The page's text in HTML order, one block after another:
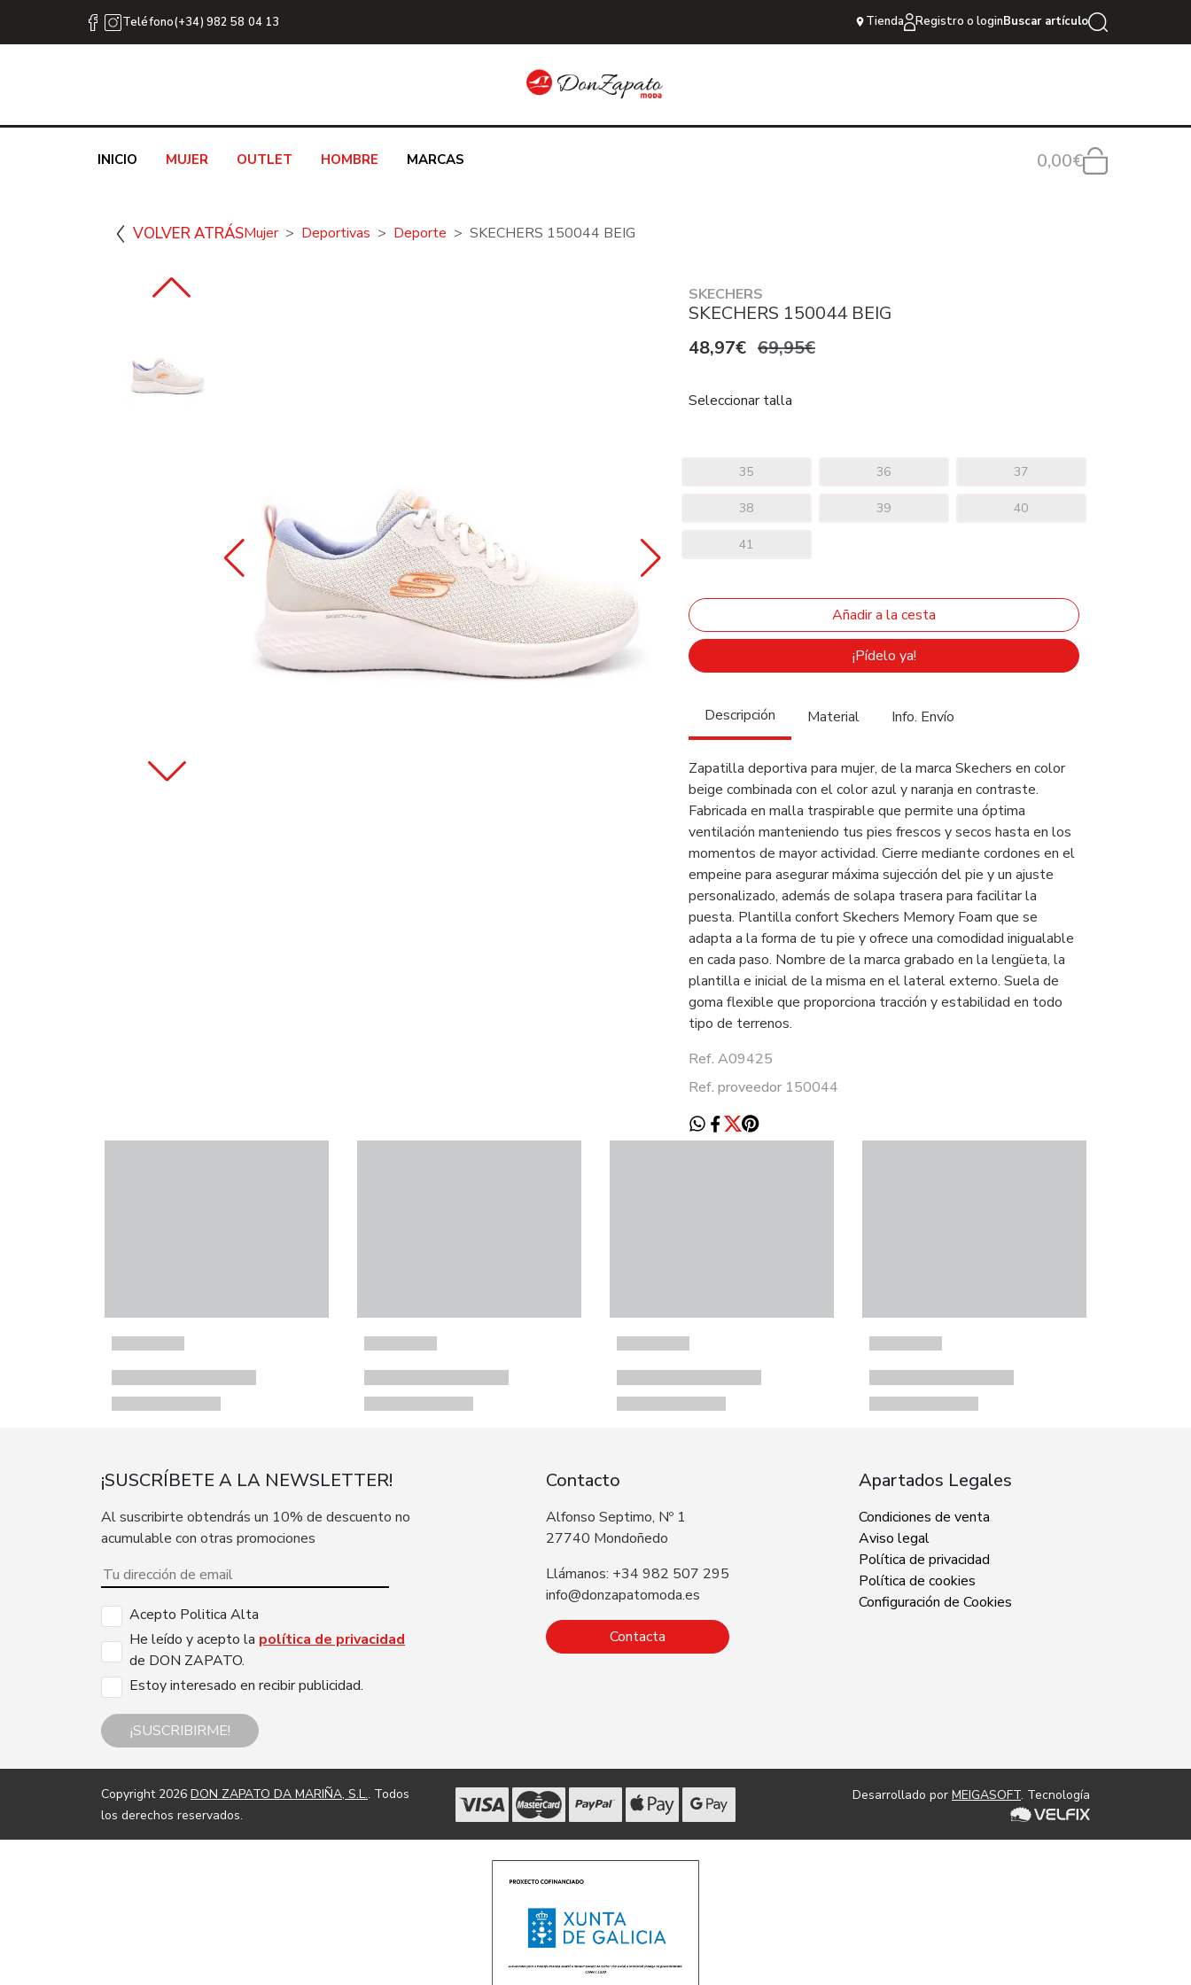
Teléfono(+34) 982 58 04 13 Tienda Registro o loginBuscar artículo
INICIO MUJER OUTLET HOMBRE MARCAS 0,00€
VOLVER ATRÁSMujer Deportivas Deporte SKECHERS 150044 BEIG
SKECHERS
SKECHERS 150044 BEIG
48,97€ 69,95€
Seleccionar talla
35 36 37
38 39 40
41
¡Pídelo ya!
Descripción Material Info. Envío
Zapatilla deportiva para mujer, de la marca Skechers en color
beige combinada con el color azul y naranja en contraste.
Fabricada en malla traspirable que permite una óptima
ventilación manteniendo tus pies frescos y secos hasta en los
momentos de mayor actividad. Cierre mediante cordones en el
empeine para asegurar máxima sujección del pie y un ajuste
personalizado, además de solapa trasera para facilitar la
puesta. Plantilla confort Skechers Memory Foam que se
adapta a la forma de tu pie y ofrece una comodidad inigualable
en cada paso. Nombre de la marca grabado en la lengüeta, la
plantilla e inicial de la misma en el lateral externo. Suela de
goma flexible que proporciona tracción y estabilidad en todo
tipo de terrenos.
Ref. A09425
Ref. proveedor 150044
¡SUSCRÍBETE A LA NEWSLETTER!
Al suscribirte obtendrás un 10% de descuento no
acumulable con otras promociones
Acepto Politica Alta
He leído y acepto la política de privacidad
de DON ZAPATO.
Estoy interesado en recibir publicidad.
¡SUSCRIBIRME!
Contacto
Alfonso Septimo, Nº 1
27740 Mondoñedo
Llámanos: +34 982 507 295
info@donzapatomoda.es
Contacta
Apartados Legales
Condiciones de venta
Aviso legal
Política de privacidad
Política de cookies
Configuración de Cookies
Copyright 2026 DON ZAPATO DA MARIÑA, S.L.. Todos
los derechos reservados.
Desarrollado por MEIGASOFT. Tecnología